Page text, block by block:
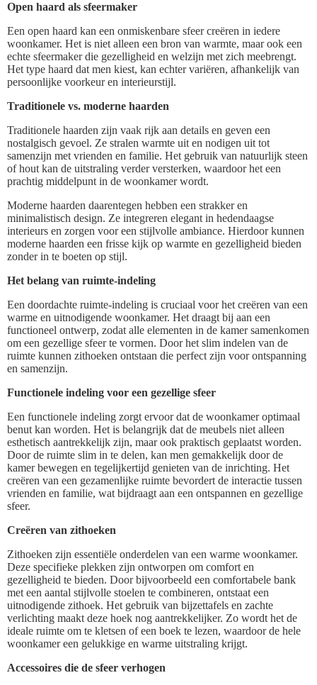
Open haard als sfeermaker
Een open haard kan een onmiskenbare sfeer creëren in iedere
woonkamer. Het is niet alleen een bron van warmte, maar ook een
echte sfeermaker die gezelligheid en welzijn met zich meebrengt.
Het type haard dat men kiest, kan echter variëren, afhankelijk van
persoonlijke voorkeur en interieurstijl.
Traditionele vs. moderne haarden
Traditionele haarden zijn vaak rijk aan details en geven een
nostalgisch gevoel. Ze stralen warmte uit en nodigen uit tot
samenzijn met vrienden en familie. Het gebruik van natuurlijk steen
of hout kan de uitstraling verder versterken, waardoor het een
prachtig middelpunt in de woonkamer wordt.
Moderne haarden daarentegen hebben een strakker en
minimalistisch design. Ze integreren elegant in hedendaagse
interieurs en zorgen voor een stijlvolle ambiance. Hierdoor kunnen
moderne haarden een frisse kijk op warmte en gezelligheid bieden
zonder in te boeten op stijl.
Het belang van ruimte-indeling
Een doordachte ruimte-indeling is cruciaal voor het creëren van een
warme en uitnodigende woonkamer. Het draagt bij aan een
functioneel ontwerp, zodat alle elementen in de kamer samenkomen
om een gezellige sfeer te vormen. Door het slim indelen van de
ruimte kunnen zithoeken ontstaan die perfect zijn voor ontspanning
en samenzijn.
Functionele indeling voor een gezellige sfeer
Een functionele indeling zorgt ervoor dat de woonkamer optimaal
benut kan worden. Het is belangrijk dat de meubels niet alleen
esthetisch aantrekkelijk zijn, maar ook praktisch geplaatst worden.
Door de ruimte slim in te delen, kan men gemakkelijk door de
kamer bewegen en tegelijkertijd genieten van de inrichting. Het
creëren van een gezamenlijke ruimte bevordert de interactie tussen
vrienden en familie, wat bijdraagt aan een ontspannen en gezellige
sfeer.
Creëren van zithoeken
Zithoeken zijn essentiële onderdelen van een warme woonkamer.
Deze specifieke plekken zijn ontworpen om comfort en
gezelligheid te bieden. Door bijvoorbeeld een comfortabele bank
met een aantal stijlvolle stoelen te combineren, ontstaat een
uitnodigende zithoek. Het gebruik van bijzettafels en zachte
verlichting maakt deze hoek nog aantrekkelijker. Zo wordt het de
ideale ruimte om te kletsen of een boek te lezen, waardoor de hele
woonkamer een gelukkige en warme uitstraling krijgt.
Accessoires die de sfeer verhogen